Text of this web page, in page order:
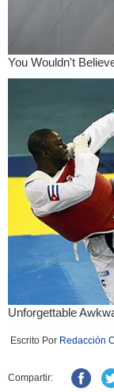
Escrito Por Redacción C
Compartir: